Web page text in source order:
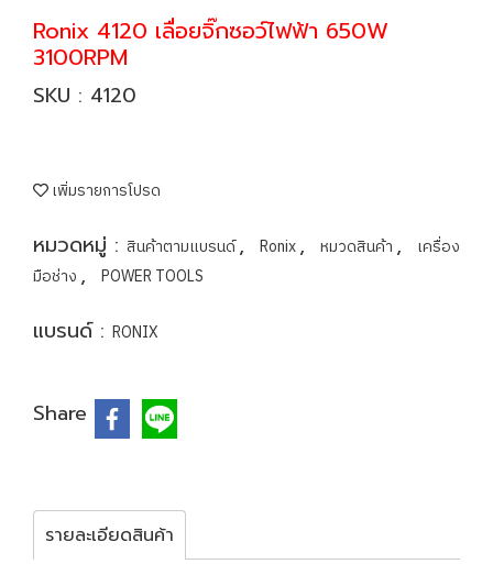
Ronix 4120 เลื่อยจิ๊กซอว์ไฟฟ้า 650W
3100RPM
SKU : 4120
เพิ่มรายการโปรด
หมวดหมู่ : สินค้าตามแบรนด์, Ronix, หมวดสินค้า ,
เครื่อง
มือช่าง , POWER TOOLS
แบรนด์ : RONIX
Share
รายละเอียดสินค้า